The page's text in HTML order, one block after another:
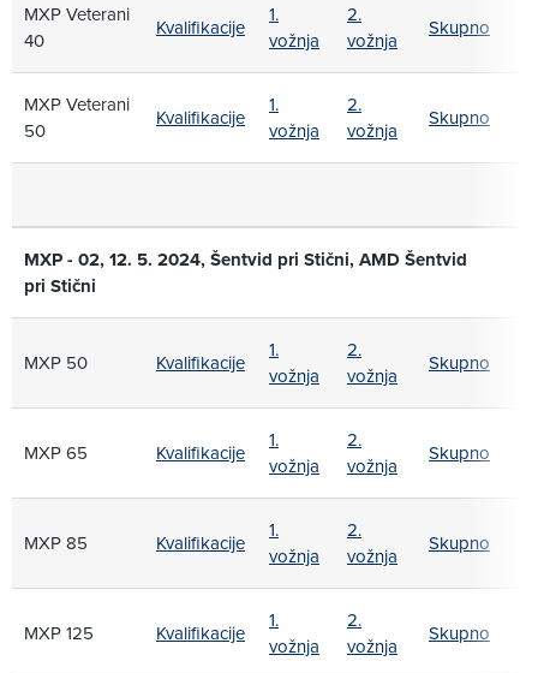
MXP Veterani
40
Kvalifikacije
1.
vožnja
2.
vožnja
Skupno
MXP Veterani
50
Kvalifikacije
1.
vožnja
2.
vožnja
Skupno
MXP - 02, 12. 5. 2024, Šentvid pri Stični, AMD Šentvid
pri Stični
MXP 50 Kvalifikacije
1.
vožnja
2.
vožnja
Skupno
MXP 65 Kvalifikacije
1.
vožnja
2.
vožnja
Skupno
MXP 85 Kvalifikacije
1.
vožnja
2.
vožnja
Skupno
MXP 125 Kvalifikacije
1.
vožnja
2.
vožnja
Skupno